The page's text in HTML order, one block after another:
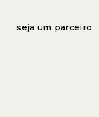
seja um parceiro